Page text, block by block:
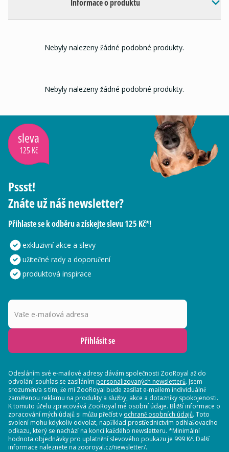
Informace o produktu
Nebyly nalezeny žádné podobné produkty.
Nebyly nalezeny žádné podobné produkty.
sleva
125 Kč
Pssst!
Znáte už náš newsletter?
Přihlaste se k odběru a získejte slevu 125 Kč*!
exkluzivní akce a slevy
užitečné rady a doporučení
produktová inspirace
Vaše e-mailová adresa
Přihlásit se
Odesláním své e-mailové adresy dávám společnosti ZooRoyal až do
odvolání souhlas se zasíláním personalizovaných newsletterů. Jsem
srozuměn/a s tím, že mi ZooRoyal bude zasílat e-mailem individuálně
zaměřenou reklamu na produkty a služby, akce a dotazníky spokojenosti.
K tomuto účelu zpracovává ZooRoyal mé osobní údaje. Bližší informace o
zpracování mých údajů si můžu přečíst v ochraně osobních údajů. Toto
svolení mohu kdykoliv odvolat, například prostřednictvím odhlašovacího
odkazu, který se nachází na konci každého newsletteru. *Minimální
hodnota objednávky pro uplatnění slevového poukazu je 999 Kč. Další
informace naleznete na zooroyal.cz/newsletter/.